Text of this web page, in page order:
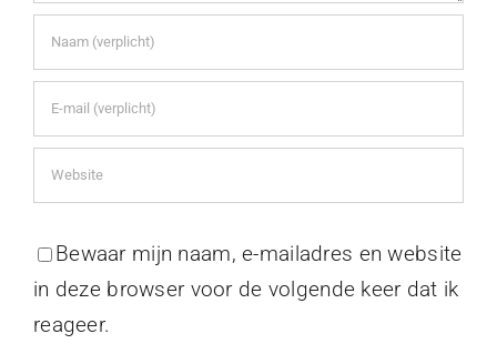
Bewaar mijn naam, e-mailadres en website
in deze browser voor de volgende keer dat ik
reageer.